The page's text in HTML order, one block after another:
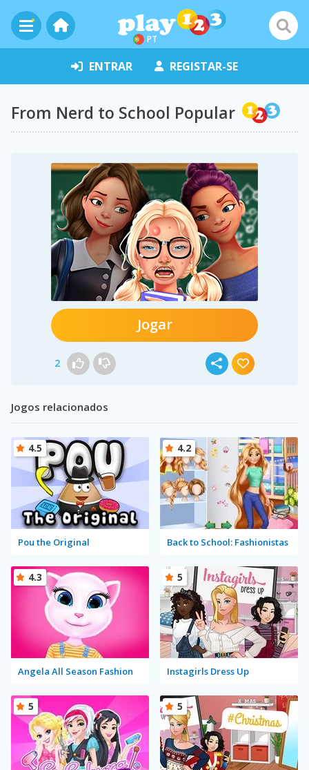
PT
ENTRAR REGISTAR-SE
From Nerd to School Popular
Jogar
2
Jogos relacionados
Pou the Original
4.5
Back to School: Fashionistas
4.2
Angela All Season Fashion
4.3
Instagirls Dress Up
5
5 5